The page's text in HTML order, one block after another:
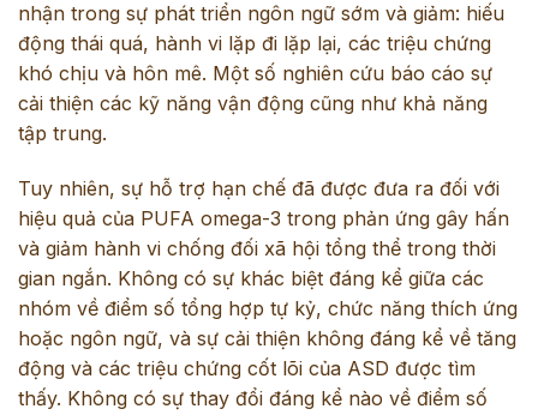
nhận trong sự phát triển ngôn ngữ sớm và giảm: hiếu
động thái quá, hành vi lặp đi lặp lại, các triệu chứng
khó chịu và hôn mê. Một số nghiên cứu báo cáo sự
cải thiện các kỹ năng vận động cũng như khả năng
tập trung.
Tuy nhiên, sự hỗ trợ hạn chế đã được đưa ra đối với
hiệu quả của PUFA omega-3 trong phản ứng gây hấn
và giảm hành vi chống đối xã hội tổng thể trong thời
gian ngắn. Không có sự khác biệt đáng kể giữa các
nhóm về điểm số tổng hợp tự kỷ, chức năng thích ứng
hoặc ngôn ngữ, và sự cải thiện không đáng kể về tăng
động và các triệu chứng cốt lõi của ASD được tìm
thấy. Không có sự thay đổi đáng kể nào về điểm số